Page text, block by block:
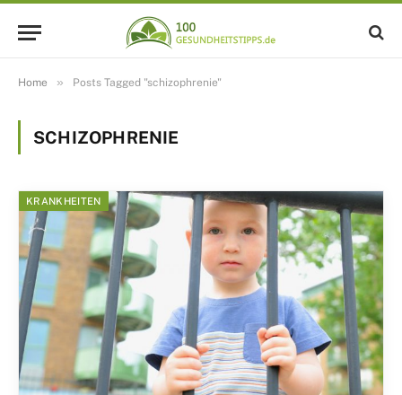
Home » Posts Tagged "schizophrenie"
SCHIZOPHRENIE
KRANKHEITEN